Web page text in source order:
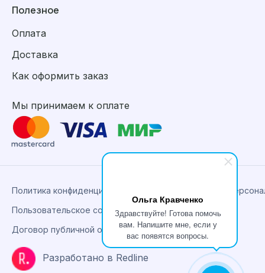
Ольга Кравченко
Здравствуйте! Готова помочь
вам. Напишите мне, если у
вас появятся вопросы.
Полезное
Оплата
Доставка
Как оформить заказ
Мы принимаем к оплате
Разработано в Redline
Политика конфиденциальности, сбора и обработки
Пользовательское соглашение
Договор публичной оферты